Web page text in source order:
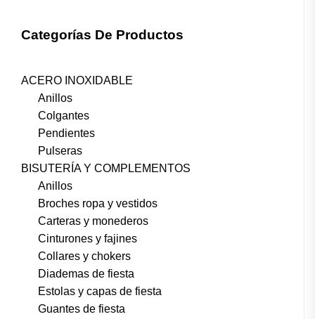
Categorías De Productos
ACERO INOXIDABLE
Anillos
Colgantes
Pendientes
Pulseras
BISUTERÍA Y COMPLEMENTOS
Anillos
Broches ropa y vestidos
Carteras y monederos
Cinturones y fajines
Collares y chokers
Diademas de fiesta
Estolas y capas de fiesta
Guantes de fiesta